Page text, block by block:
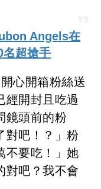
Angels在
名超搶手
心開箱粉絲送
經開封且吃過
鏡頭前的粉
對吧！？」粉
不要吃！」她
對吧？我不會